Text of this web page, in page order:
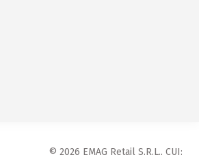
© 2026 EMAG Retail S.R.L., CUI: